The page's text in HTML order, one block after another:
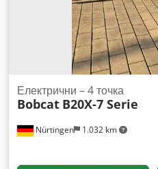
Nürtingen 1.032 km
Електрични – 4 точка
Bobcat B20X-7 Serie